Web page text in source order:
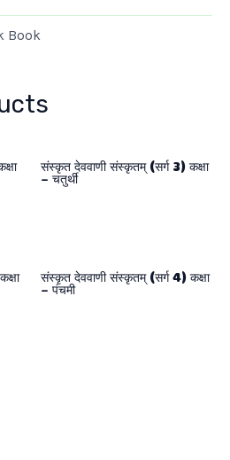
Book
संस्कृत देववाणी संस्कृतम् (सर्ग 3) कक्षा
– चतुर्थी
संस्कृत देववाणी संस्कृतम् (सर्ग 4) कक्षा
– पंचमी